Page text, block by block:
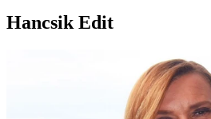
Hancsik Edit